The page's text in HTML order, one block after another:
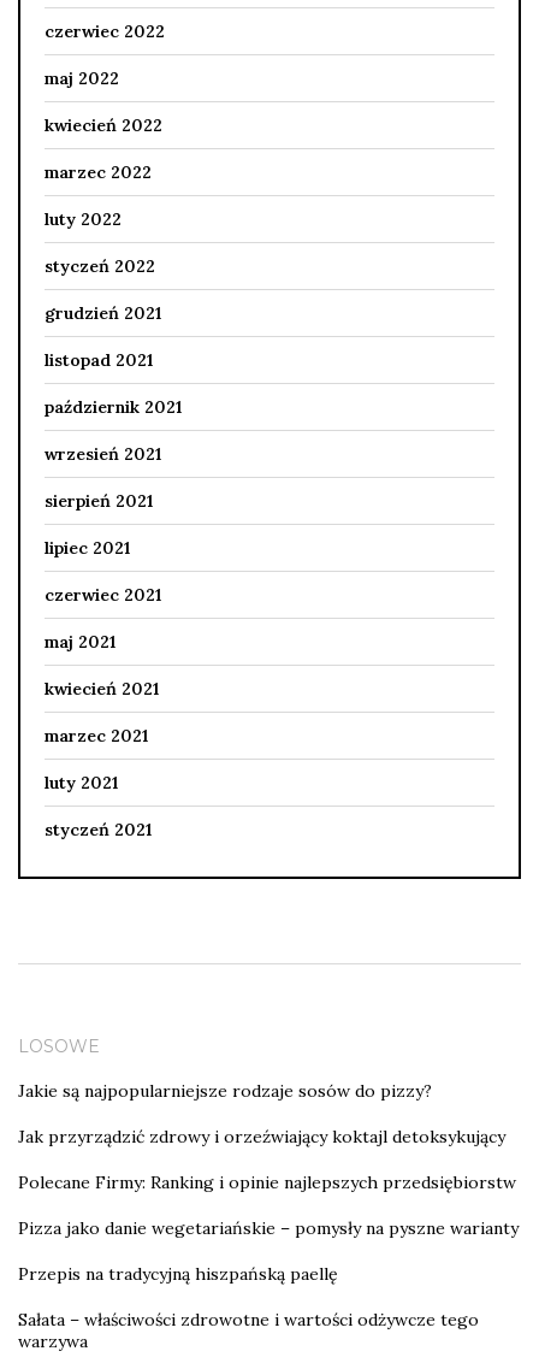
czerwiec 2022
maj 2022
kwiecień 2022
marzec 2022
luty 2022
styczeń 2022
grudzień 2021
listopad 2021
październik 2021
wrzesień 2021
sierpień 2021
lipiec 2021
czerwiec 2021
maj 2021
kwiecień 2021
marzec 2021
luty 2021
styczeń 2021
LOSOWE
Jakie są najpopularniejsze rodzaje sosów do pizzy?
Jak przyrządzić zdrowy i orzeźwiający koktajl detoksykujący
Polecane Firmy: Ranking i opinie najlepszych przedsiębiorstw
Pizza jako danie wegetariańskie – pomysły na pyszne warianty
Przepis na tradycyjną hiszpańską paellę
Sałata – właściwości zdrowotne i wartości odżywcze tego
warzywa